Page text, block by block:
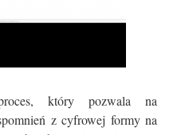
który pozwala na
z cyfrowej formy na